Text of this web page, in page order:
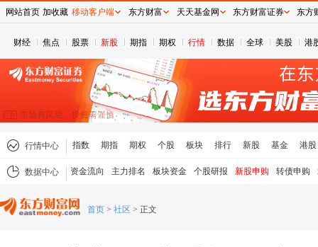
财经 焦点 股票 新股 期指 期权 行情 数据 全球 美股 港
行情中心 指数 期指 期权 个股 板块 排行 新股 基金 港股
数据中心 资金流向 主力排名 板块资金 个股研报 新股申购 转债申购
首页 > 社区 > 正文
网站首页 加收藏 移动客户端 东方财富 天天基金网 东方财富证券 东方